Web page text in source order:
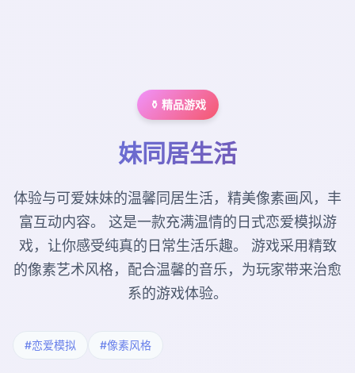
⚱️ 精品游戏
妹同居生活
体验与可爱妹妹的温馨同居生活，精美像素画风，丰
富互动内容。 这是一款充满温情的日式恋爱模拟游
戏，让你感受纯真的日常生活乐趣。 游戏采用精致
的像素艺术风格，配合温馨的音乐，为玩家带来治愈
系的游戏体验。
#恋爱模拟 #像素风格